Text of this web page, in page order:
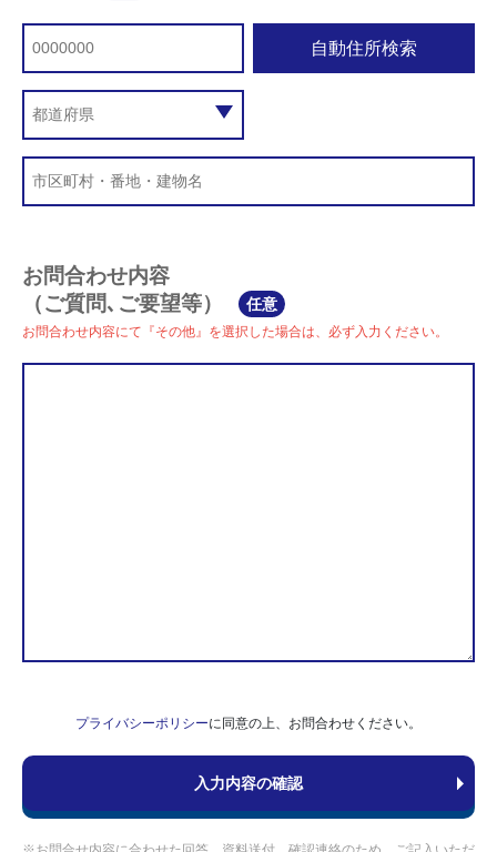
自動住所検索
お問合わせ内容
（ご質問､ご要望等）
任意
お問合わせ内容にて『その他』を選択した場合は、必ず入力ください。
プライバシーポリシーに同意の上、お問合わせください。